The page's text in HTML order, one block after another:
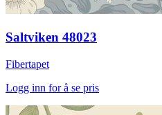
Saltviken 48023
Fibertapet
Logg inn for å se pris